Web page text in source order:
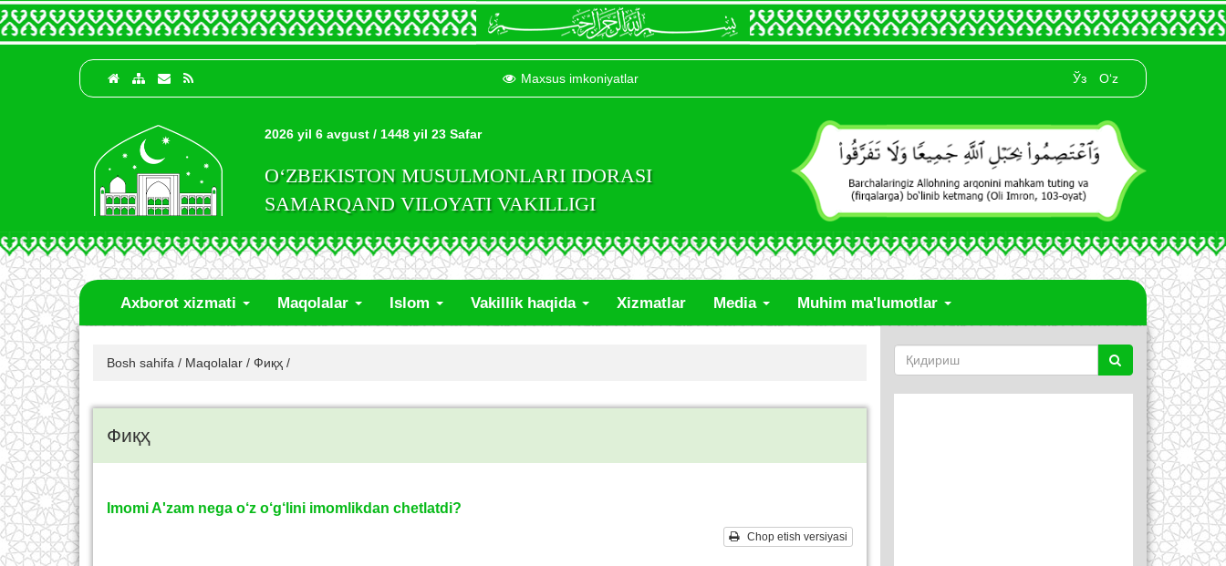
Maxsus imkoniyatlar Ўз O‘z
2026 yil 6 avgust / 1448 yil 23 Safar
O‘ZBEKISTON MUSULMONLARI IDORASI
SAMARQAND VILOYATI VAKILLIGI
Axborot xizmati Maqolalar Islom Vakillik haqida Xizmatlar Media Muhim ma'lumotlar
Bosh sahifa / Maqolalar / Фиқҳ /
Фиқҳ
Imomi A'zam nega o‘z o‘g‘lini imomlikdan chetlatdi?
Chop etish versiyasi